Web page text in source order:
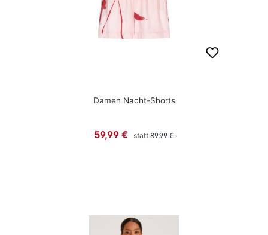
Damen Nacht-Shorts
Verkaufspreis:
59,99 € statt Regulärer Preis:
89,99 €